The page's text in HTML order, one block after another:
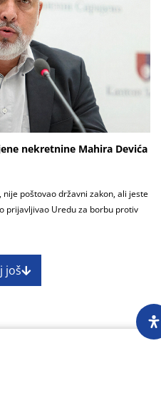
nekretnine Mahira Devića
nije poštovao državni zakon, ali jeste
prijavljivao Uredu za borbu protiv
još